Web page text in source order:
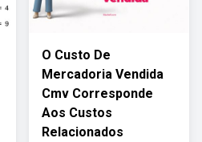
O Custo De
Mercadoria Vendida
Cmv Corresponde
Aos Custos
Relacionados